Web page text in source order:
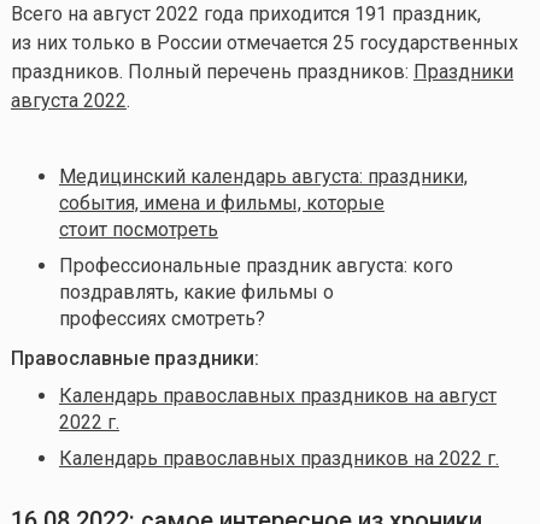
Всего на август 2022 года приходится 191 праздник,
из них только в России отмечается 25 государственных
праздников. Полный перечень праздников: Праздники
августа 2022.
Медицинский календарь августа: праздники,
события, имена и фильмы, которые
стоит посмотреть
Профессиональные праздник августа: кого
поздравлять, какие фильмы о
профессиях смотреть?
Православные праздники:
Календарь православных праздников на август
2022 г.
Календарь православных праздников на 2022 г.